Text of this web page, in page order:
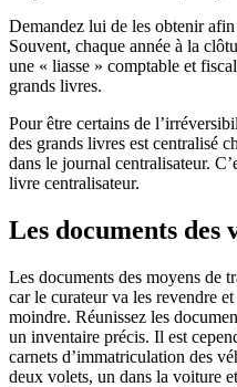
Demandez lui de les obtenir
Souvent, chaque année à la
une « liasse » comptable et
grands livres.
Pour être certains de
des grands livres est centralisé
dans le journal centralisateur.
livre centralisateur.
Les documents des
Les documents des moyens de
car le curateur va les revendre
moindre. Réunissez les
un inventaire précis. Il est
carnets d’immatriculation des
deux volets, un dans la voiture